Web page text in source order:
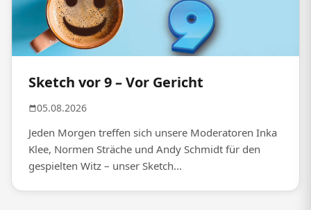
Sketch vor 9 – Vor Gericht
05.08.2026
Jeden Morgen treffen sich unsere Moderatoren Inka
Klee, Normen Sträche und Andy Schmidt für den
gespielten Witz – unser Sketch...